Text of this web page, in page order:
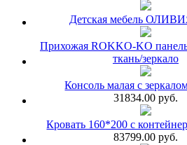
Детская мебель
Прихожая ROKKO-KO
ткань/зеркало
Консоль малая с
31834.00 руб.
Кровать 160*200 с
83799.00 руб.